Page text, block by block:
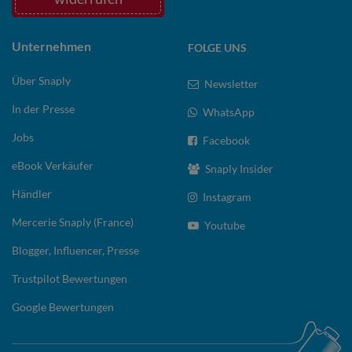
Unternehmen
Über Snaply
In der Presse
Jobs
eBook Verkäufer
Händler
Mercerie Snaply (France)
Blogger, Influencer, Presse
Trustpilot Bewertungen
Google Bewertungen
FOLGE UNS
Newsletter
WhatsApp
Facebook
Snaply Insider
Instagram
Youtube